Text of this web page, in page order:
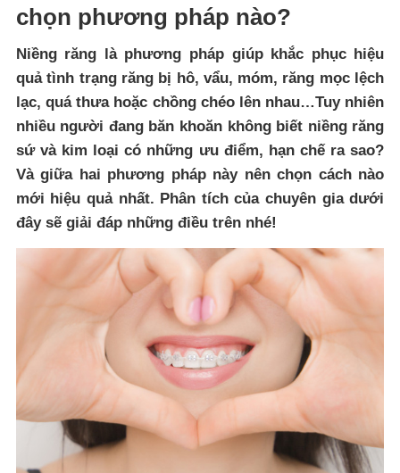
chọn phương pháp nào?
Niềng răng là phương pháp giúp khắc phục hiệu
quả tình trạng răng bị hô, vẩu, móm, răng mọc lệch
lạc, quá thưa hoặc chồng chéo lên nhau…Tuy nhiên
nhiều người đang băn khoăn không biết niềng răng
sứ và kim loại có những ưu điểm, hạn chế ra sao?
Và giữa hai phương pháp này nên chọn cách nào
mới hiệu quả nhất. Phân tích của chuyên gia dưới
đây sẽ giải đáp những điều trên nhé!